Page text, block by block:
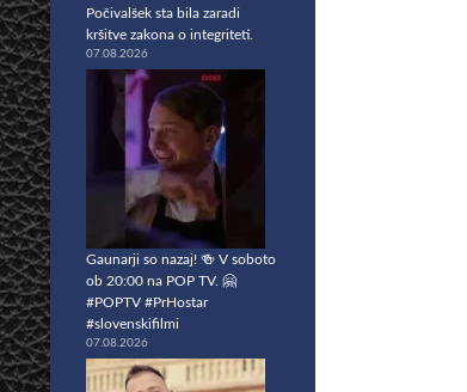
Počivalšek sta bila zaradi
kršitve zakona o integriteti.
07.08.2026
Gaunarji so nazaj! 🍻 V soboto
ob 20:00 na POP TV. 🤗
#POPTV #PrHostar
#slovenskifilmi
07.08.2026